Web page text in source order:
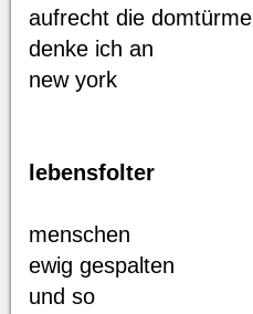
aufrecht die domtürme
denke ich an
new york
lebensfolter
menschen
ewig gespalten
und so